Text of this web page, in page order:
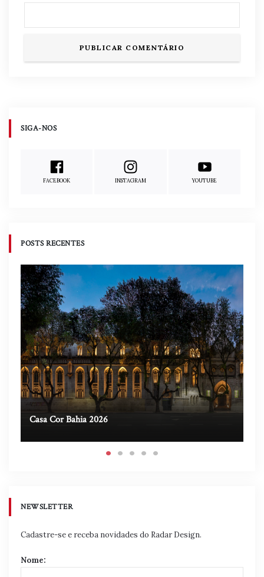
SIGA-NOS
FACEBOOK INSTAGRAM YOUTUBE
POSTS RECENTES
Casa Cor Bahia 2026
NEWSLETTER
Cadastre-se e receba novidades do Radar Design.
Nome: